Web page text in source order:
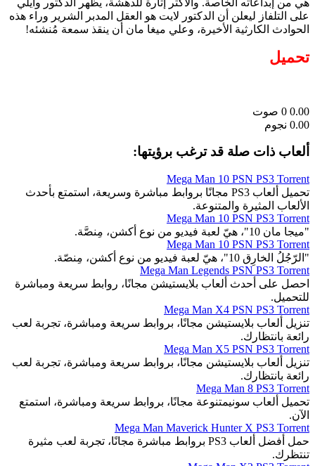
على التلفاز ليعلن أن الدكتور لايت هو العقل المدبر الشرير وراء هذه
الحوادث الكارثية الأخيرة، وعلي ميغا مان أن ينقذ سمعة مُنشئه!
تحميل
0.00
0 صوت
0.00 نجوم
ألعاب ذات صلة قد ترغب برؤيتها:
Mega Man 10 PSN PS3 Torrent
تحميل ألعاب PS3 مجانًا بروابط مباشرة وسريعة، استمتع بأحدث
الألعاب المثيرة والمتنوعة.
Mega Man 10 PSN PS3 Torrent
"ميجا مان 10"، هيّ لعبة فيديو من نوع أكشن، مِنصَّة.
Mega Man 10 PSN PS3 Torrent
"الرّجُلُ الخارِق 10"، هيّ لعبة فيديو من نوع أكشن، مِنصّة.
Mega Man Legends PSN PS3 Torrent
احصل على أحدث ألعاب بلايستيشن مجانًا، روابط سريعة ومباشرة
للتحميل.
Mega Man X4 PSN PS3 Torrent
تنزيل ألعاب بلايستيشن مجانًا، بروابط سريعة ومباشرة، تجربة لعب
رائعة بانتظارك.
Mega Man X5 PSN PS3 Torrent
تنزيل ألعاب بلايستيشن مجانًا، بروابط سريعة ومباشرة، تجربة لعب
رائعة بانتظارك.
Mega Man 8 PS3 Torrent
تحميل ألعاب سونيمتنوعة مجانًا، بروابط سريعة ومباشرة، استمتع
الآن.
Mega Man Maverick Hunter X PS3 Torrent
حمل أفضل ألعاب PS3 بروابط مباشرة مجانًا، تجربة لعب مثيرة
تنتظرك.